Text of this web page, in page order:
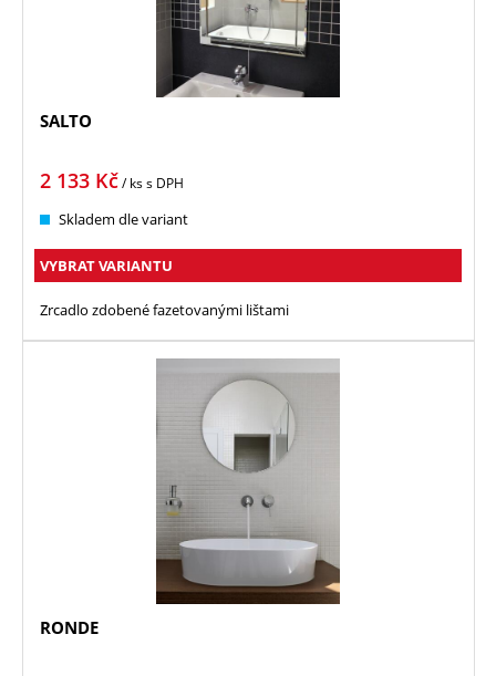
SALTO
2 133 Kč/ kss DPH
Skladem dle variant
VYBRAT VARIANTU
Zrcadlo zdobené fazetovanými lištami
RONDE